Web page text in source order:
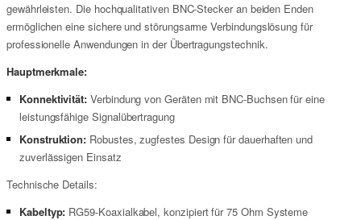
gewährleisten. Die hochqualitativen BNC-Stecker an beiden Enden
ermöglichen eine sichere und störungsarme Verbindungslösung für
professionelle Anwendungen in der Übertragungstechnik.
Hauptmerkmale:
Konnektivität: Verbindung von Geräten mit BNC-Buchsen für eine
leistungsfähige Signalübertragung
Konstruktion: Robustes, zugfestes Design für dauerhaften und
zuverlässigen Einsatz
Technische Details:
Kabeltyp: RG59-Koaxialkabel, konzipiert für 75 Ohm Systeme